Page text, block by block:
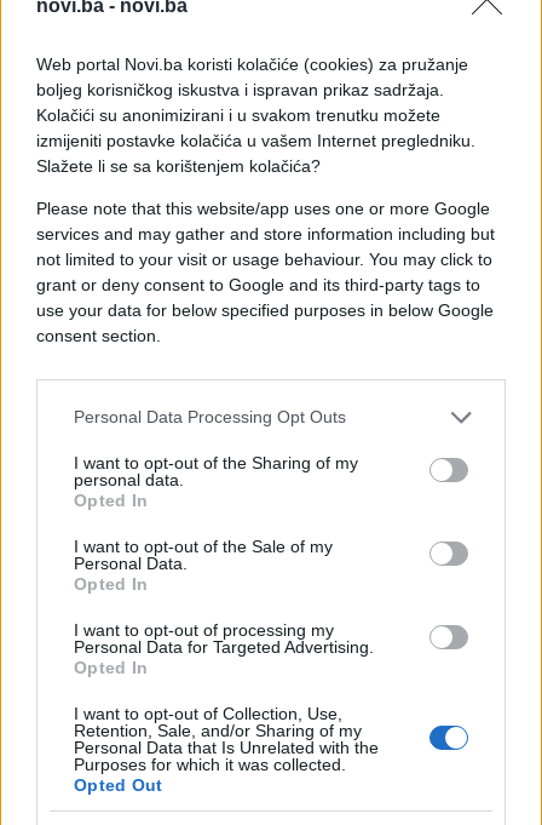
novi.ba - novi.ba
Web portal Novi.ba koristi kolačiće (cookies) za pružanje
boljeg korisničkog iskustva i ispravan prikaz sadržaja.
Kolačići su anonimizirani i u svakom trenutku možete
izmijeniti postavke kolačića u vašem Internet pregledniku.
Slažete li se sa korištenjem kolačića?
Please note that this website/app uses one or more Google
services and may gather and store information including but
not limited to your visit or usage behaviour. You may click to
grant or deny consent to Google and its third-party tags to
use your data for below specified purposes in below Google
consent section.
Personal Data Processing Opt Outs
I want to opt-out of the Sharing of my
personal data.
Opted In
I want to opt-out of the Sale of my
Personal Data.
Opted In
I want to opt-out of processing my
Personal Data for Targeted Advertising.
Opted In
I want to opt-out of Collection, Use,
Retention, Sale, and/or Sharing of my
Personal Data that Is Unrelated with the
Purposes for which it was collected.
Opted Out
osjetiti da su spremni više tražiti za svoj rad, bez
U odnosima se također mijenja ton. Više Vas ne
privlači neodređenost. Privlače Vas ljudi i situacije
uz koje se osjećate stabilno, poštovano i sigurno.
Upravo zato svibanj/maj za Vas može biti jedan od
najvažnijih mjeseci godine: vraća Vas Vama
samima, ali u zrelijoj, jasnijoj i čvršćoj verziji.
#astrologija